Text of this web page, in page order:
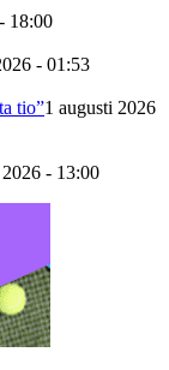
18:00
- 01:53
tio”1 augusti 2026
- 13:00